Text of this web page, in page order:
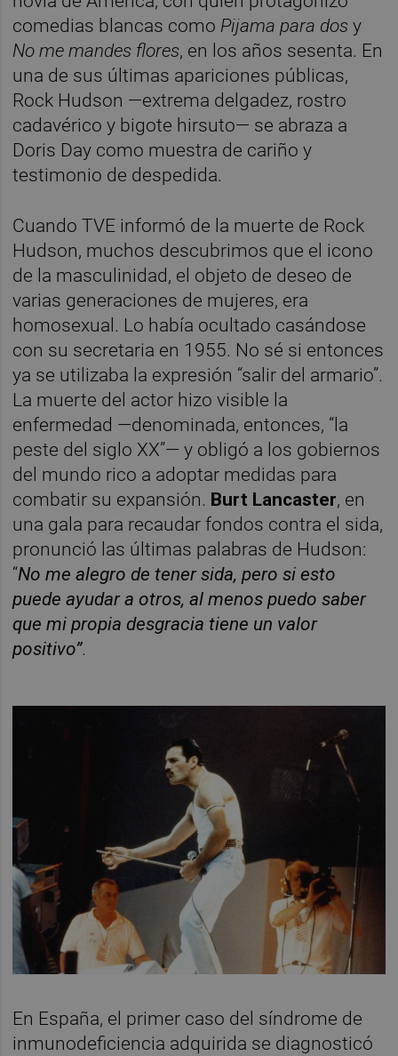
comedias blancas como Pijama para dos y
No me mandes flores, en los años sesenta. En
una de sus últimas apariciones públicas,
Rock Hudson —extrema delgadez, rostro
cadavérico y bigote hirsuto— se abraza a
Doris Day como muestra de cariño y
testimonio de despedida.
Cuando TVE informó de la muerte de Rock
Hudson, muchos descubrimos que el icono
de la masculinidad, el objeto de deseo de
varias generaciones de mujeres, era
homosexual. Lo había ocultado casándose
con su secretaria en 1955. No sé si entonces
ya se utilizaba la expresión “salir del armario”.
La muerte del actor hizo visible la
enfermedad —denominada, entonces, “la
peste del siglo XX”— y obligó a los gobiernos
del mundo rico a adoptar medidas para
combatir su expansión. Burt Lancaster, en
una gala para recaudar fondos contra el sida,
pronunció las últimas palabras de Hudson:
“No me alegro de tener sida, pero si esto
puede ayudar a otros, al menos puedo saber
que mi propia desgracia tiene un valor
positivo”.
En España, el primer caso del síndrome de
inmunodeficiencia adquirida se diagnosticó